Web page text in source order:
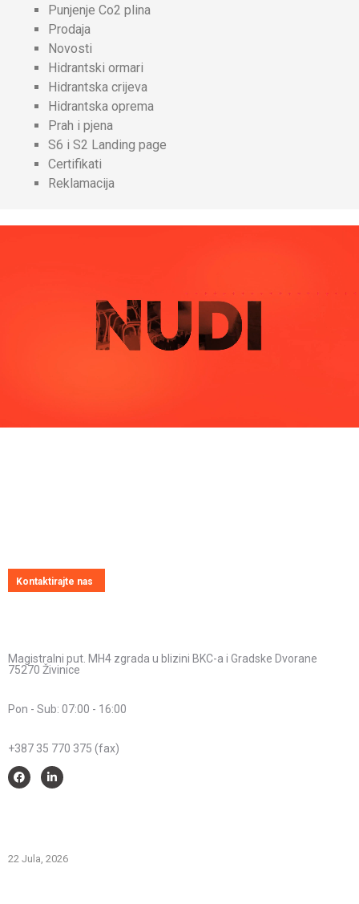
Punjenje Co2 plina
Prodaja
Novosti
Hidrantski ormari
Hidrantska crijeva
Hidrantska oprema
Prah i pjena
S6 i S2 Landing page
Certifikati
Reklamacija
Kontaktirajte nas
Magistralni put. MH4 zgrada u blizini BKC-a i Gradske Dvorane
75270 Živinice
Pon - Sub: 07:00 - 16:00
+387 35 770 375 (fax)
22 Jula, 2026